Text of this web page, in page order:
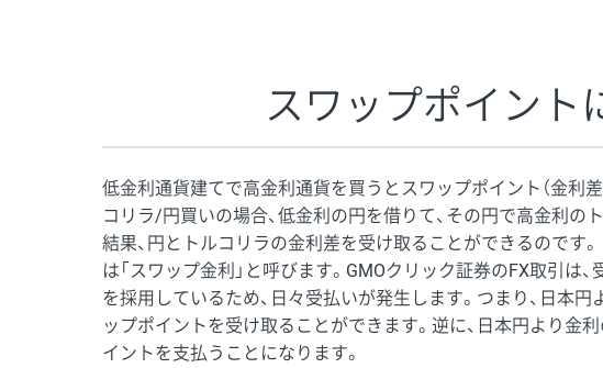
スワップポイント
低金利通貨建てで高金利通貨を買うとスワップポイント（金利
コリラ/円買いの場合、低金利の円を借りて、その円で高金利の
結果、円とトルコリラの金利差を受け取ることができるのです
は「スワップ金利」と呼びます。GMOクリック証券のFX取引は
を採用しているため、日々受払いが発生します。つまり、日本
ップポイントを受け取ることができます。逆に、日本円より金
イントを支払うことになります。